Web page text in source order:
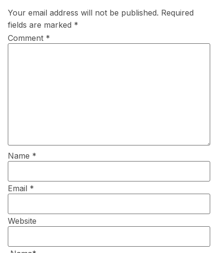
Your email address will not be published. Required
fields are marked *
Comment *
Name *
Email *
Website